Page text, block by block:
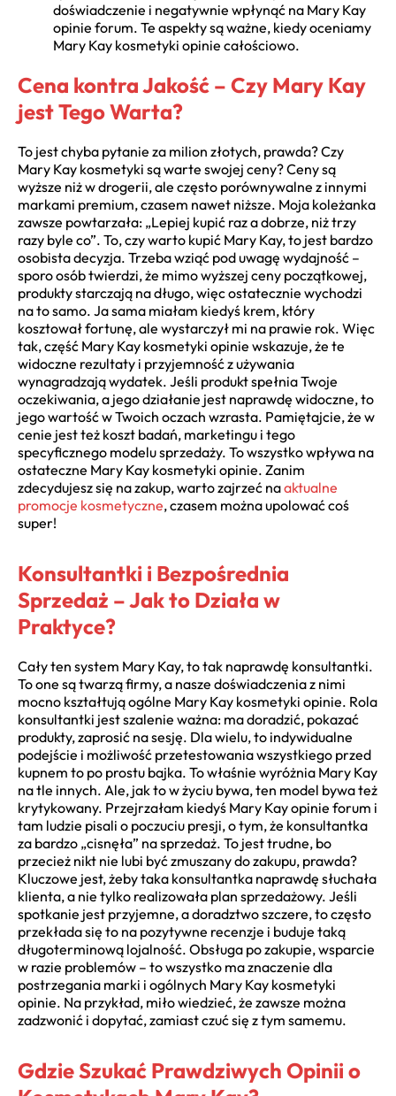
doświadczenie i negatywnie wpłynąć na Mary Kay
opinie forum. Te aspekty są ważne, kiedy oceniamy
Mary Kay kosmetyki opinie całościowo.
Cena kontra Jakość – Czy Mary Kay
jest Tego Warta?
To jest chyba pytanie za milion złotych, prawda? Czy
Mary Kay kosmetyki są warte swojej ceny? Ceny są
wyższe niż w drogerii, ale często porównywalne z innymi
markami premium, czasem nawet niższe. Moja koleżanka
zawsze powtarzała: „Lepiej kupić raz a dobrze, niż trzy
razy byle co”. To, czy warto kupić Mary Kay, to jest bardzo
osobista decyzja. Trzeba wziąć pod uwagę wydajność –
sporo osób twierdzi, że mimo wyższej ceny początkowej,
produkty starczają na długo, więc ostatecznie wychodzi
na to samo. Ja sama miałam kiedyś krem, który
kosztował fortunę, ale wystarczył mi na prawie rok. Więc
tak, część Mary Kay kosmetyki opinie wskazuje, że te
widoczne rezultaty i przyjemność z używania
wynagradzają wydatek. Jeśli produkt spełnia Twoje
oczekiwania, a jego działanie jest naprawdę widoczne, to
jego wartość w Twoich oczach wzrasta. Pamiętajcie, że w
cenie jest też koszt badań, marketingu i tego
specyficznego modelu sprzedaży. To wszystko wpływa na
ostateczne Mary Kay kosmetyki opinie. Zanim
zdecydujesz się na zakup, warto zajrzeć naaktualne
promocje kosmetyczne, czasem można upolować coś
super!
Konsultantki i Bezpośrednia
Sprzedaż – Jak to Działa w
Praktyce?
Cały ten system Mary Kay, to tak naprawdę konsultantki.
To one są twarzą firmy, a nasze doświadczenia z nimi
mocno kształtują ogólne Mary Kay kosmetyki opinie. Rola
konsultantki jest szalenie ważna: ma doradzić, pokazać
produkty, zaprosić na sesję. Dla wielu, to indywidualne
podejście i możliwość przetestowania wszystkiego przed
kupnem to po prostu bajka. To właśnie wyróżnia Mary Kay
na tle innych. Ale, jak to w życiu bywa, ten model bywa też
krytykowany. Przejrzałam kiedyś Mary Kay opinie forum i
tam ludzie pisali o poczuciu presji, o tym, że konsultantka
za bardzo „cisnęła” na sprzedaż. To jest trudne, bo
przecież nikt nie lubi być zmuszany do zakupu, prawda?
Kluczowe jest, żeby taka konsultantka naprawdę słuchała
klienta, a nie tylko realizowała plan sprzedażowy. Jeśli
spotkanie jest przyjemne, a doradztwo szczere, to często
przekłada się to na pozytywne recenzje i buduje taką
długoterminową lojalność. Obsługa po zakupie, wsparcie
w razie problemów – to wszystko ma znaczenie dla
postrzegania marki i ogólnych Mary Kay kosmetyki
opinie. Na przykład, miło wiedzieć, że zawsze można
zadzwonić i dopytać, zamiast czuć się z tym samemu.
Gdzie Szukać Prawdziwych Opinii o